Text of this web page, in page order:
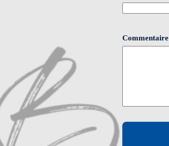
N
a
Commentaire